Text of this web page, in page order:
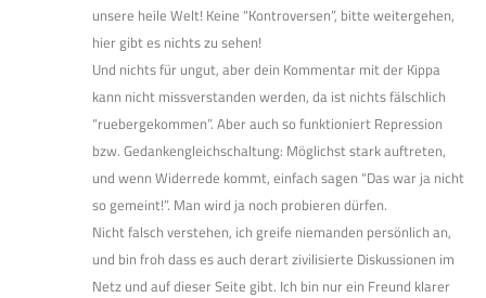
unsere heile Welt! Keine “Kontroversen”, bitte weitergehen,
hier gibt es nichts zu sehen!
Und nichts für ungut, aber dein Kommentar mit der Kippa
kann nicht missverstanden werden, da ist nichts fälschlich
“ruebergekommen”. Aber auch so funktioniert Repression
bzw. Gedankengleichschaltung: Möglichst stark auftreten,
und wenn Widerrede kommt, einfach sagen “Das war ja nicht
so gemeint!”. Man wird ja noch probieren dürfen.
Nicht falsch verstehen, ich greife niemanden persönlich an,
und bin froh dass es auch derart zivilisierte Diskussionen im
Netz und auf dieser Seite gibt. Ich bin nur ein Freund klarer